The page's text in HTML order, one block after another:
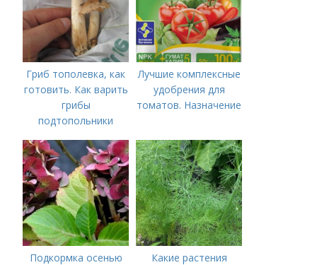
Гриб тополевка, как
готовить. Как варить
грибы
подтопольники
Лучшие комплексные
удобрения для
томатов. Назначение
Подкормка осенью
Какие растения